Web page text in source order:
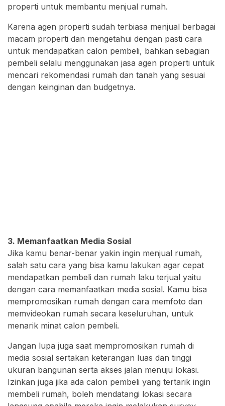
properti untuk membantu menjual rumah.
Karena agen properti sudah terbiasa menjual berbagai
macam properti dan mengetahui dengan pasti cara
untuk mendapatkan calon pembeli, bahkan sebagian
pembeli selalu menggunakan jasa agen properti untuk
mencari rekomendasi rumah dan tanah yang sesuai
dengan keinginan dan budgetnya.
3. Memanfaatkan Media Sosial
Jika kamu benar-benar yakin ingin menjual rumah,
salah satu cara yang bisa kamu lakukan agar cepat
mendapatkan pembeli dan rumah laku terjual yaitu
dengan cara memanfaatkan media sosial. Kamu bisa
mempromosikan rumah dengan cara memfoto dan
memvideokan rumah secara keseluruhan, untuk
menarik minat calon pembeli.
Jangan lupa juga saat mempromosikan rumah di
media sosial sertakan keterangan luas dan tinggi
ukuran bangunan serta akses jalan menuju lokasi.
Izinkan juga jika ada calon pembeli yang tertarik ingin
membeli rumah, boleh mendatangi lokasi secara